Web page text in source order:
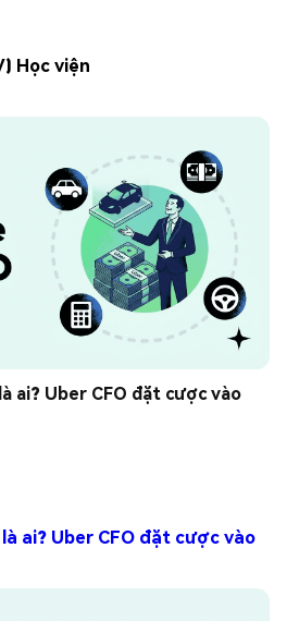
Học viện
ai? Uber CFO đặt cược vào
ai? Uber CFO đặt cược vào